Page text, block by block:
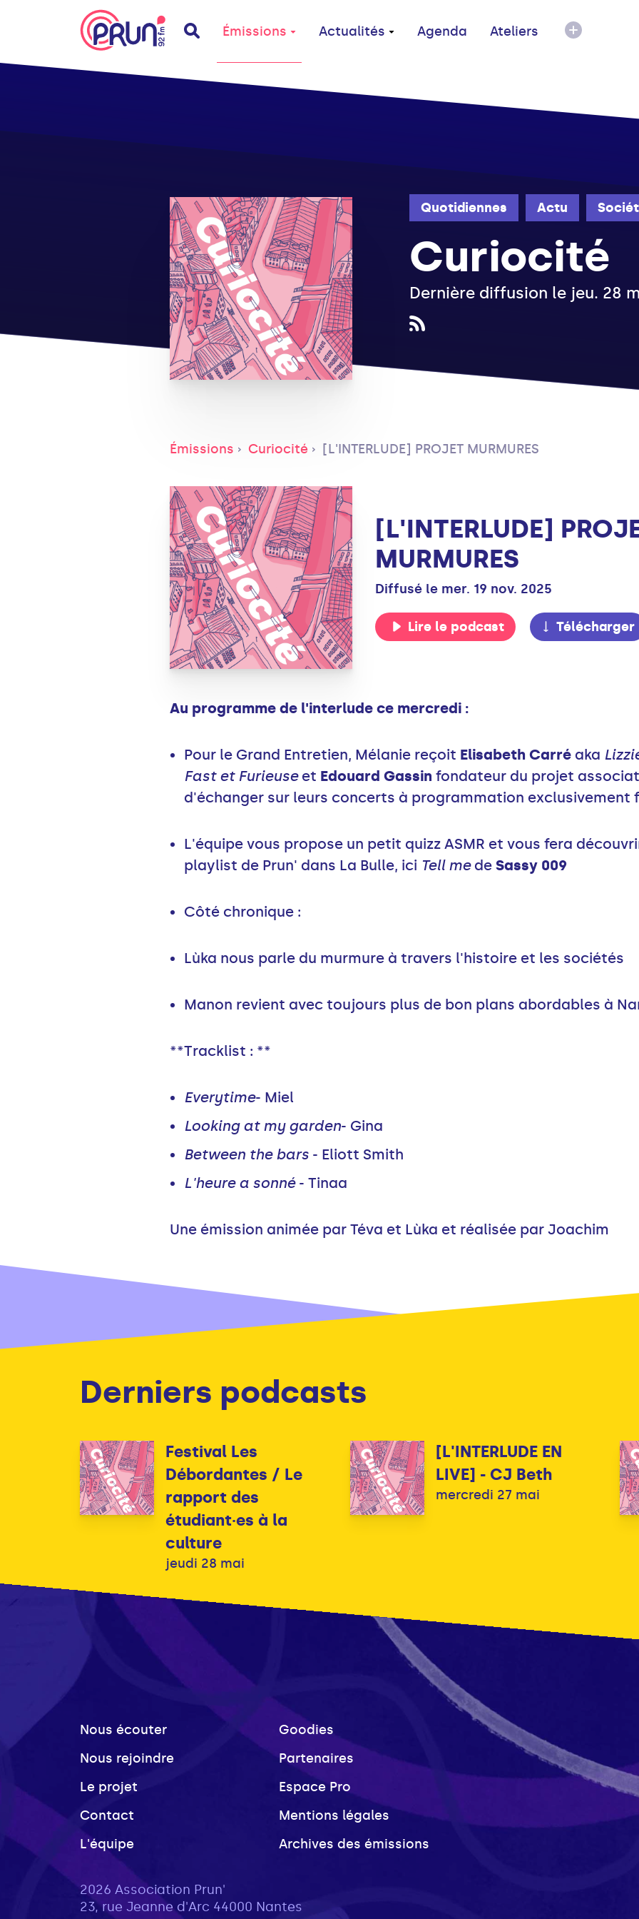
Émissions Actualités Agenda Ateliers
Quotidiennes Actu
Curiocité
Dernière diffusion le jeu. 28
Émissions Curiocité [L'INTERLUDE] PROJET MURMURES
[L'INTERLUDE]
MURMURES
Diffusé le mer. 19 nov. 2025
Lire le podcast Télécharger
Au programme de l'interlude ce mercredi :
Pour le Grand Entretien, Mélanie reçoit Elisabeth Carré aka
Fast et Furieuseet Edouard Gassin fondateur du projet
d'échanger sur leurs concerts à programmation exclusivement
L'équipe vous propose un petit quizz ASMR et vous fera
playlist de Prun' dans La Bulle, ici Tell mede Sassy 009
Côté chronique :
Lùka nous parle du murmure à travers l'histoire et les sociétés
Manon revient avec toujours plus de bon plans abordables à
**Tracklist : **
Everytime- Miel
Looking at my garden- Gina
Between the bars - Eliott Smith
L'heure a sonné- Tinaa
Une émission animée par Téva et Lùka et réalisée par Joachim
Derniers podcasts
Festival Les
Débordantes / Le
rapport des
étudiant·es à la
culture
jeudi 28 mai
[L'INTERLUDE EN
LIVE] - CJ Beth
mercredi 27 mai
Nous écouter
Nous rejoindre
Le projet
Contact
L'équipe
Goodies
Partenaires
Espace Pro
Mentions légales
Archives des émissions
2026 Association Prun'
23, rue Jeanne d'Arc 44000 Nantes